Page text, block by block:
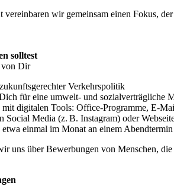
vereinbaren wir gemeinsam einen Fokus,
solltest
von Dir
Verkehrspolitik
für eine umwelt- und sozialverträgliche
mit digitalen Tools: Office-Programme, E-
Social Media (z. B. Instagram) oder
etwa einmal im Monat an einem
uns über Bewerbungen von Menschen,